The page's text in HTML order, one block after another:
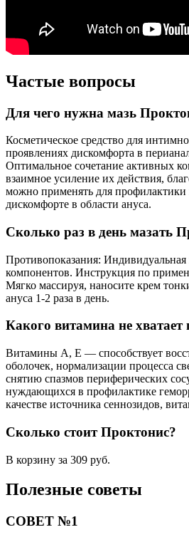
Частые вопросы
Для чего нужна мазь
Косметическое средство для
проявлениях дискомфорта в
Оптимальное сочетание активных
взаимное усиление их действия,
можно применять для профилактики
дискомфорте в области ануса.
Сколько раз в день мазать
Противопоказания: Индивидуальная
компонентов. Инструкция по
Мягко массируя, наносите крем
ануса 1-2 раза в день.
Какого витамина не хватает
Витамины А, Е — способствует
оболочек, нормализации процесса
снятию спазмов периферических
нуждающихся в профилактике
качестве источника сеннозидов,
Сколько стоит Проктонис?
В корзину за 309 руб.
Полезные советы
СОВЕТ №1